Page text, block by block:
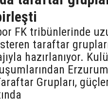
FK tribünlerinde
taraftar
hazırlanıyor.
Grupları,